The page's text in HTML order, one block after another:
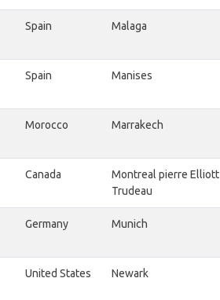
Spain Malaga
Spain Manises
Morocco Marrakech
Canada
Montreal pierre Elliott
Trudeau
Germany Munich
United States Newark